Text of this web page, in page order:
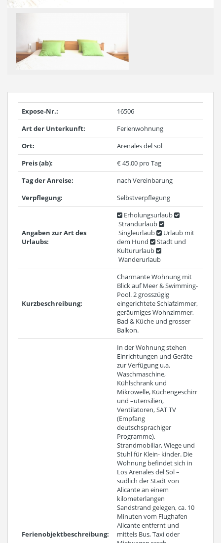
Expose-Nr.:
16506
Art der Unterkunft:
Ferienwohnung
Ort:
Arenales del sol
Preis (ab):
€ 45.00 pro Tag
Tag der Anreise:
nach Vereinbarung
Verpflegung:
Selbstverpflegung
Angaben zur Art des
Urlaubs:
Erholungsurlaub
Strandurlaub
Singleurlaub
Urlaub mit
dem Hund
Stadt und
Kultururlaub
Wanderurlaub
Kurzbeschreibung:
Charmante Wohnung mit
Blick auf Meer & Swimming-
Pool. 2 grosszügig
eingerichtete Schlafzimmer,
geräumiges Wohnzimmer,
Bad & Küche und grosser
Balkon.
Ferienobjektbeschreibung:
In der Wohnung stehen
Einrichtungen und Geräte
zur Verfügung u.a.
Waschmaschine,
Kühlschrank und
Mikrowelle, Küchengeschirr
und –utensilien,
Ventilatoren, SAT TV
(Empfang
deutschsprachiger
Programme),
Strandmobiliar, Wiege und
Stuhl für Klein- kinder. Die
Wohnung befindet sich in
Los Arenales del Sol –
südlich der Stadt von
Alicante an einem
kilometerlangen
Sandstrand gelegen, ca. 10
Minuten vom Flughafen
Alicante entfernt und
mittels Bus, Taxi oder